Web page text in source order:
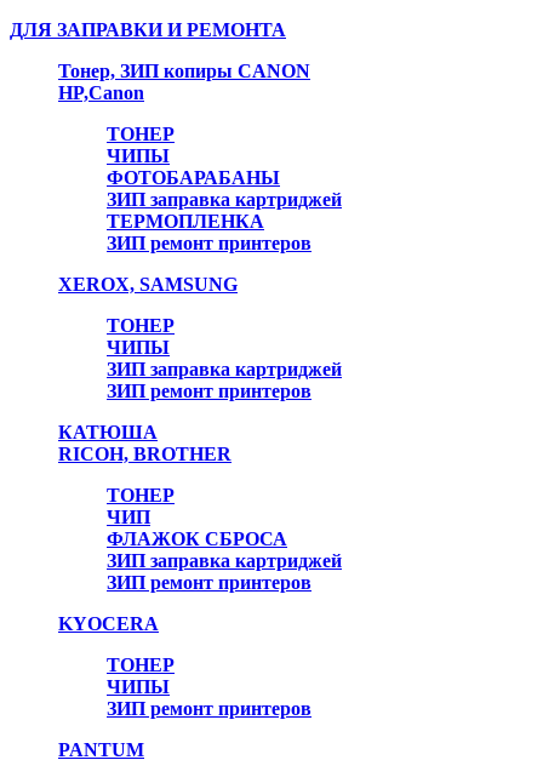
ДЛЯ ЗАПРАВКИ И РЕМОНТА
Тонер, ЗИП копиры CANON
HP,Canon
ТОНЕР
ЧИПЫ
ФОТОБАРАБАНЫ
ЗИП заправка картриджей
ТЕРМОПЛЕНКА
ЗИП ремонт принтеров
XEROX, SAMSUNG
ТОНЕР
ЧИПЫ
ЗИП заправка картриджей
ЗИП ремонт принтеров
КАТЮША
RICOH, BROTHER
ТОНЕР
ЧИП
ФЛАЖОК СБРОСА
ЗИП заправка картриджей
ЗИП ремонт принтеров
KYOCERA
ТОНЕР
ЧИПЫ
ЗИП ремонт принтеров
PANTUM